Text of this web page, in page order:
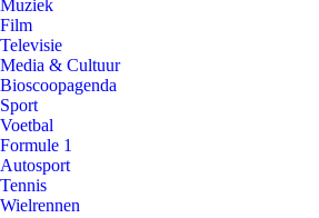
Muziek
Film
Televisie
Media & Cultuur
Bioscoopagenda
Sport
Voetbal
Formule 1
Autosport
Tennis
Wielrennen